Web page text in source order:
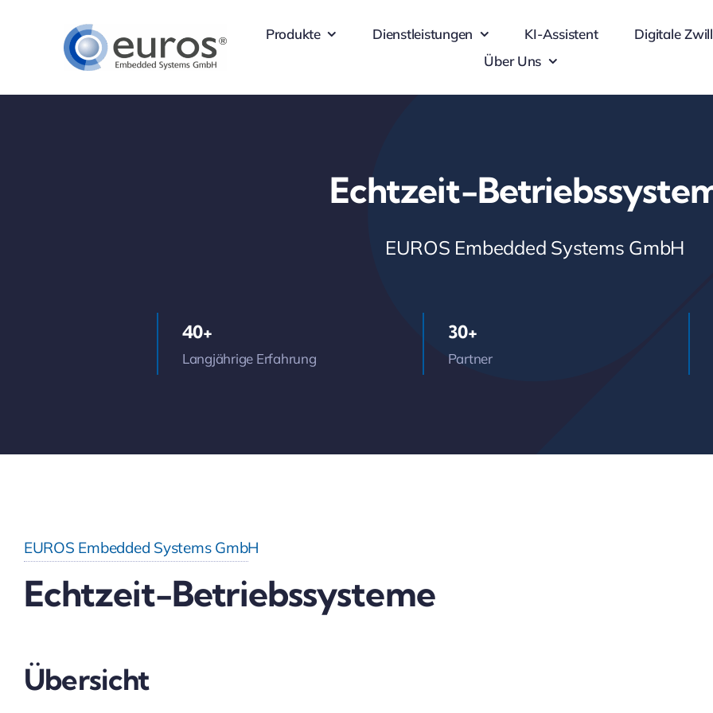
Produkte Dienstleistungen KI-Assistent
Digitale
Über Uns
Echtzeit-
EUROS Embedded Systems GmbH
40+
Langjährige Erfahrung
30+
Partner
EUROS Embedded Systems GmbH
Echtzeit-Betriebssysteme
Übersicht